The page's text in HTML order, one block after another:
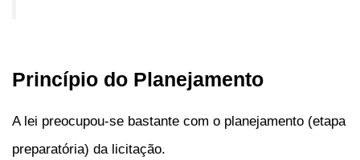
Princípio do Planejamento
A lei preocupou-se bastante com o planejamento (etapa
preparatória) da licitação.